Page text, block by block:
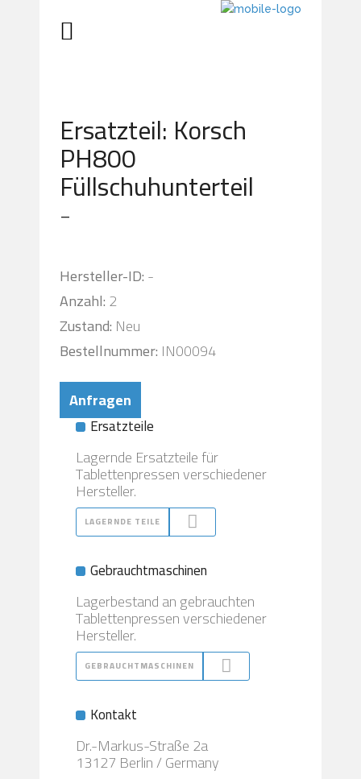
Ersatzteil: Korsch
PH800
Füllschuhunterteil
-
Hersteller-ID:-
Anzahl:2
Zustand: Neu
Bestellnummer: IN00094
Anfragen
Ersatzteile
Lagernde Ersatzteile für
Tablettenpressen verschiedener
Hersteller.
LAGERNDE TEILE
Gebrauchtmaschinen
Lagerbestand an gebrauchten
Tablettenpressen verschiedener
Hersteller.
GEBRAUCHTMASCHINEN
Kontakt
Dr.-Markus-Straße 2a
13127 Berlin / Germany